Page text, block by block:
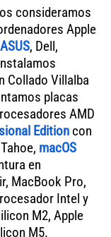
consideramos
Apple
ASUS, Dell,
Collado Villalba
placas
AMD
Edition con
macOS
en
MacBook Pro,
Intel y
M2, Apple
M5.